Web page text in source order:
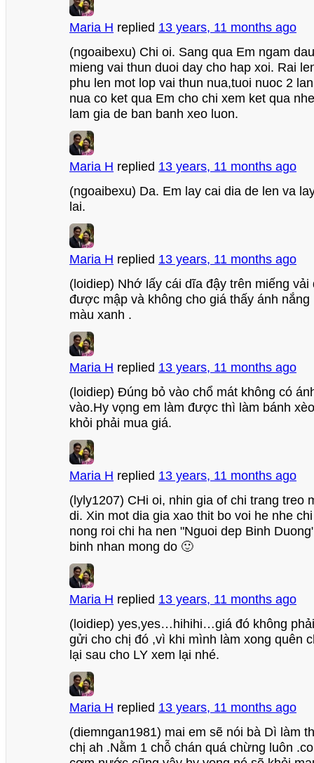
Maria H replied 13 years, 11 months ago
(ngoaibexu) Chi oi. Sang qua Em ngam
mieng vai thun duoi day cho hap xoi. Rai
phu len mot lop vai thun nua,tuoi nuoc 2
nua co ket qua Em cho chi xem ket qua
lam gia de ban banh xeo luon.
Maria H replied 13 years, 11 months ago
(ngoaibexu) Da. Em lay cai dia de len va
lai.
Maria H replied 13 years, 11 months ago
(loidiep) Nhớ lấy cái dĩa đậy trên miếng vải
được mập và không cho giá thấy ánh
màu xanh .
Maria H replied 13 years, 11 months ago
(loidiep) Đúng bỏ vào chổ mát không có
vào.Hy vọng em làm được thì làm bánh
khỏi phải mua giá.
Maria H replied 13 years, 11 months ago
(lyly1207) CHi oi, nhin gia of chi trang treo
di. Xin mot dia gia xao thit bo voi he nhe
nong roi chi ha nen "Nguoi dep Binh
binh nhan mong do 🙂
Maria H replied 13 years, 11 months ago
(loidiep) yes,yes…hihihi…giá đó không
gửi cho chị đó ,vì khi mình làm xong quên
lại sau cho LY xem lại nhé.
Maria H replied 13 years, 11 months ago
(diemngan1981) mai em sẽ nói bà Dì làm
chị ah .Nằm 1 chỗ chán quá chừng luôn